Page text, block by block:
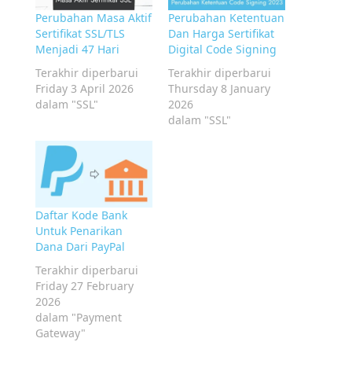
Perubahan Masa Aktif
Sertifikat SSL/TLS
Menjadi 47 Hari
Terakhir diperbarui
Friday 3 April 2026
dalam "SSL"
Perubahan Ketentuan
Dan Harga Sertifikat
Digital Code Signing
Terakhir diperbarui
Thursday 8 January
2026
dalam "SSL"
Daftar Kode Bank
Untuk Penarikan
Dana Dari PayPal
Terakhir diperbarui
Friday 27 February
2026
dalam "Payment
Gateway"